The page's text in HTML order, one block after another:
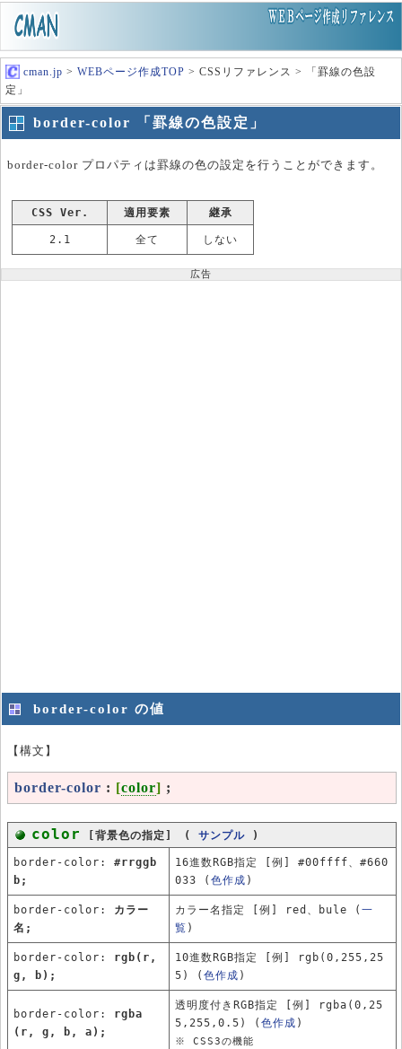
cman.jp > WEBページ作成TOP > CSSリファレンス > 「罫線の色設
定」
border-color 「罫線の色設定」
border-color プロパティは罫線の色の設定を行うことができます。
CSS Ver. 適用要素 継承
2.1 全て しない
広告
border-color の値
【構文】
border-color : [color] ;
color [背景色の指定] ( サンプル )
border-color: #rrggb
b;
16進数RGB指定 [例] #00ffff、#660
033 ( 色作成 )
border-color: カラー
名;
カラー名指定 [例] red、bule ( 一
覧 )
border-color: rgb(r,
g, b);
10進数RGB指定 [例] rgb(0,255,25
5) ( 色作成 )
border-color: rgba
(r, g, b, a);
透明度付きRGB指定 [例] rgba(0,25
5,255,0.5) ( 色作成 )
※ CSS3の機能